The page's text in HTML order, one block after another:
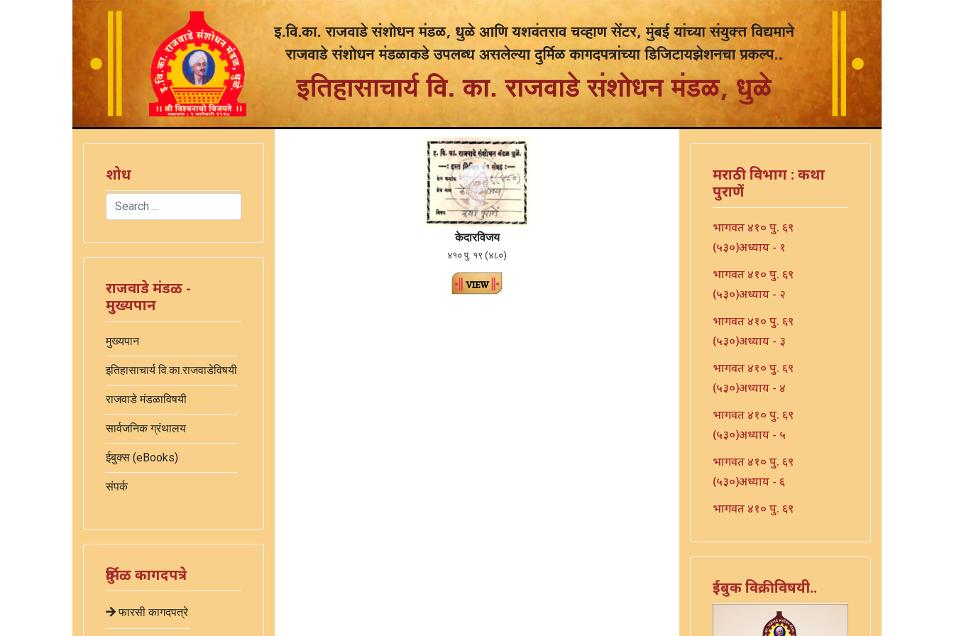
शोध
Search
राजवाडे मंडळ -
मुख्यपान
मुख्यपान
इतिहासाचार्य वि.का.राजवाडेविषयी
राजवाडे मंडळाविषयी
सार्वजनिक ग्रंथालय
ईबुक्स (eBooks)
संपर्क
दुर्मिळ कागदपत्रे
फारसी कागदपत्रे
केदारविजय
४१० पु. १९ (४८०)
मराठी विभाग : कथा
पुराणें
भागवत ४१० पु. ६९
(५३०)अध्याय - १
भागवत ४१० पु. ६९
(५३०)अध्याय - २
भागवत ४१० पु. ६९
(५३०)अध्याय - ३
भागवत ४१० पु. ६९
(५३०)अध्याय - ४
भागवत ४१० पु. ६९
(५३०)अध्याय - ५
भागवत ४१० पु. ६९
(५३०)अध्याय - ६
भागवत ४१० पु. ६९
भारत - ४१० पु १०६ (५६७)
भारत - ४१० पु १०८(५६९)
भारत ४१० पु. ९०(५५१)
ईबुक विक्रीविषयी..